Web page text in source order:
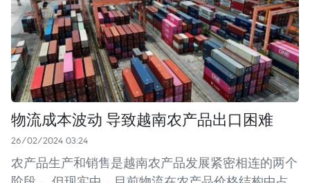
物流成本波动 导致越南农产品出口困难
26/02/2024 03:24
农产品生产和销售是越南农产品发展紧密相连的两个